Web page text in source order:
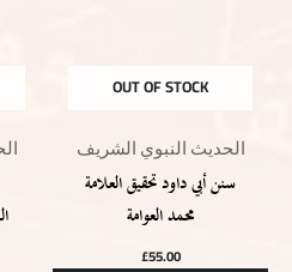
OUT OF STOCK
الحديث النبوي الشريف
سنن أبي داود تحقيق العلامة
محمد العوامة
£55.00